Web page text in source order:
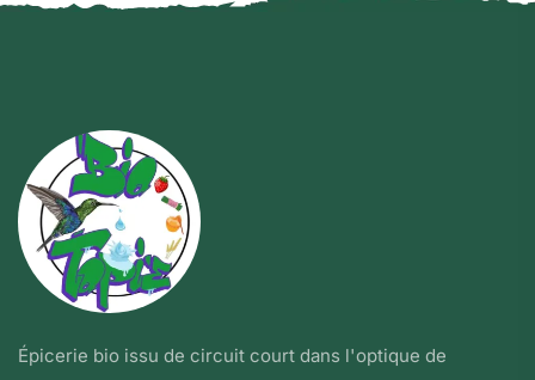
Épicerie bio issu de circuit court dans l'optique de